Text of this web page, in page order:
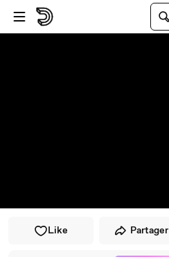
Passer au player
Passer au contenu principal
Like Partager